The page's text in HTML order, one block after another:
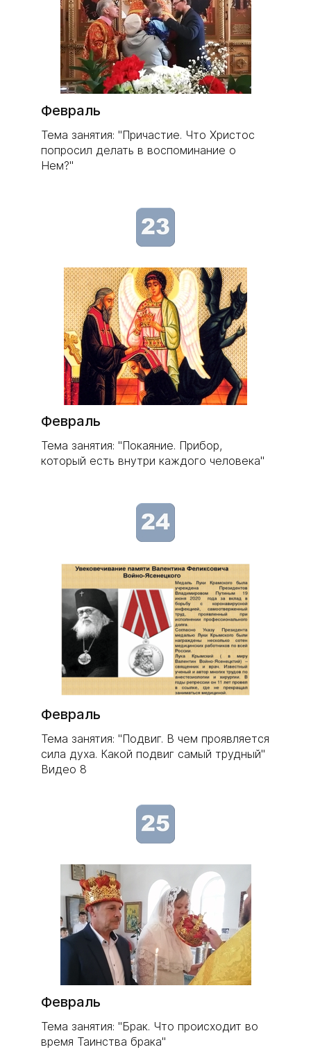
Февраль
Тема занятия: "Причастие. Что Христос
попросил делать в воспоминание о
Нем?"
Февраль
Тема занятия: "Покаяние. Прибор,
который есть внутри каждого человека"
Февраль
Тема занятия: "Подвиг. В чем проявляется
сила духа. Какой подвиг самый трудный"
Видео 8
Февраль
Тема занятия: "Брак. Что происходит во
время Таинства брака"